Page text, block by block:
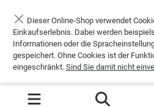
Schließen
Dieser Online-Shop verwendet
Einkaufserlebnis. Dabei werden
Informationen oder die
gespeichert. Ohne Cookies ist der
eingeschränkt. Sind Sie damit nicht